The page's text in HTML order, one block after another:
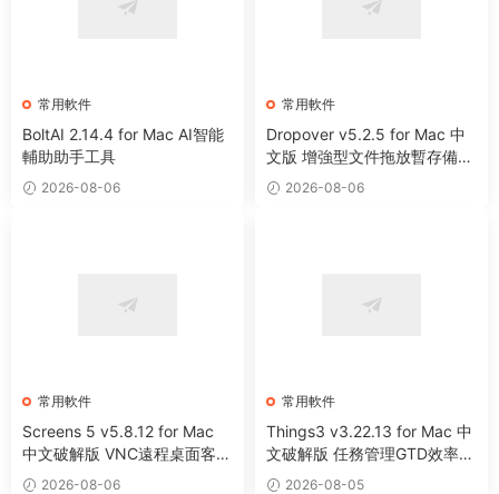
常用軟件
BoltAI 2.14.4 for Mac AI智能
輔助助手工具
2026-08-06
常用軟件
Dropover v5.2.5 for Mac 中
文版 增強型文件拖放暫存備用
整理工具
2026-08-06
常用軟件
Screens 5 v5.8.12 for Mac
中文破解版 VNC遠程桌面客戶
端應用程序
2026-08-06
常用軟件
Things3 v3.22.13 for Mac 中
文破解版 任務管理GTD效率工
具 2026-08-05